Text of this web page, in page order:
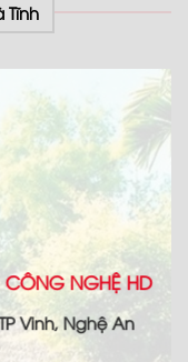
Tĩnh
NGHỆ HD
Vinh, Nghệ An